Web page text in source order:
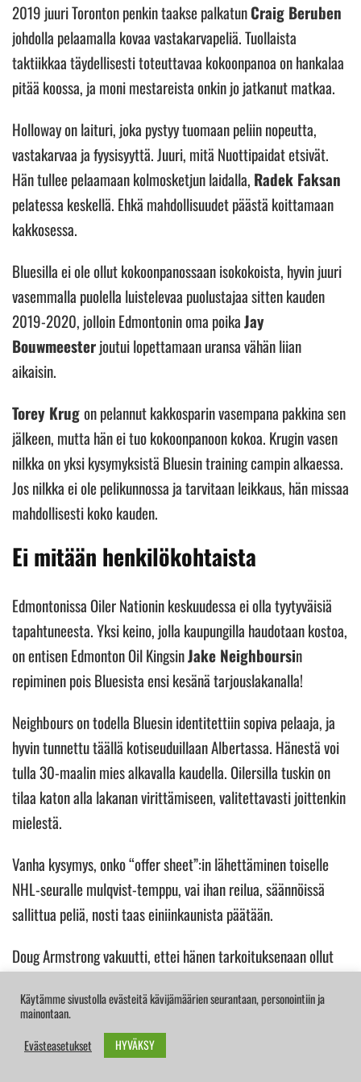
2019 juuri Toronton penkin taakse palkatunCraig Beruben
johdolla pelaamalla kovaa vastakarvapeliä. Tuollaista
taktiikkaa täydellisesti toteuttavaa kokoonpanoa on hankalaa
pitää koossa, ja moni mestareista onkin jo jatkanut matkaa.
Holloway on laituri, joka pystyy tuomaan peliin nopeutta,
vastakarvaa ja fyysisyyttä. Juuri, mitä Nuottipaidat etsivät.
Hän tullee pelaamaan kolmosketjun laidalla, Radek Faksan
pelatessa keskellä. Ehkä mahdollisuudet päästä koittamaan
kakkosessa.
Bluesilla ei ole ollut kokoonpanossaan isokokoista, hyvin juuri
vasemmalla puolella luistelevaa puolustajaa sitten kauden
2019-2020, jolloin Edmontonin oma poikaJay
Bouwmeesterjoutui lopettamaan uransa vähän liian
aikaisin.
Torey Krugon pelannut kakkosparin vasempana pakkina sen
jälkeen, mutta hän ei tuo kokoonpanoon kokoa. Krugin vasen
nilkka on yksi kysymyksistä Bluesin training campin alkaessa.
Jos nilkka ei ole pelikunnossa ja tarvitaan leikkaus, hän missaa
mahdollisesti koko kauden.
Ei mitään henkilökohtaista
Edmontonissa Oiler Nationin keskuudessa ei olla tyytyväisiä
tapahtuneesta. Yksi keino, jolla kaupungilla haudotaan kostoa,
on entisen Edmonton Oil KingsinJake Neighboursin
repiminen pois Bluesista ensi kesänä tarjouslakanalla!
Neighbours on todella Bluesin identitettiin sopiva pelaaja, ja
hyvin tunnettu täällä kotiseuduillaan Albertassa. Hänestä voi
tulla 30-maalin mies alkavalla kaudella. Oilersilla tuskin on
tilaa katon alla lakanan virittämiseen, valitettavasti joittenkin
mielestä.
Vanha kysymys, onko “offer sheet”:in lähettäminen toiselle
NHL-seuralle mulqvist-temppu, vai ihan reilua, säännöissä
sallittua peliä, nosti taas einiinkaunista päätään.
Doug Armstrong vakuutti, ettei hänen tarkoituksenaan ollut
ajatteluun. Ei ollut kyse mistään henkilökohtaisesta.
St. Loossa on nyt nopean epävirallisen laskun perusteella
Käytämme sivustolla evästeitä kävijämäärien seurantaan, personointiin ja
mainontaan.
Evästeasetukset
HYVÄKSY